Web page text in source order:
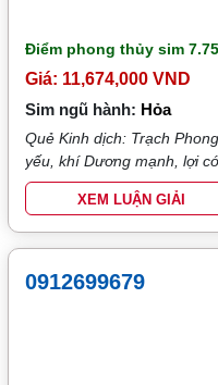
Điểm phong thủy sim
Giá: 11,674,000 VND
Sim ngũ hành: Hỏa
Quẻ Kinh dịch: Trạch
yếu, khí Dương mạnh, lợi
XEM LUẬN GIẢI
0912699679